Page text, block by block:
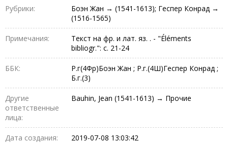
Рубрики:
Боэн Жан → (1541-1613); Геспер Конрад →
(1516-1565)
Примечания:
Текст на фр. и лат. яз. . - "Éléments
bibliogr.": с. 21-24
ББК:
Р.г(4Фр)Боэн Жан ; Р.г.(4Ш)Геспер Конрад ;
Б.г.(3)
Другие
ответственные
лица:
Bauhin, Jean (1541-1613) → Прочие
Дата создания: 2019-07-08 13:03:42